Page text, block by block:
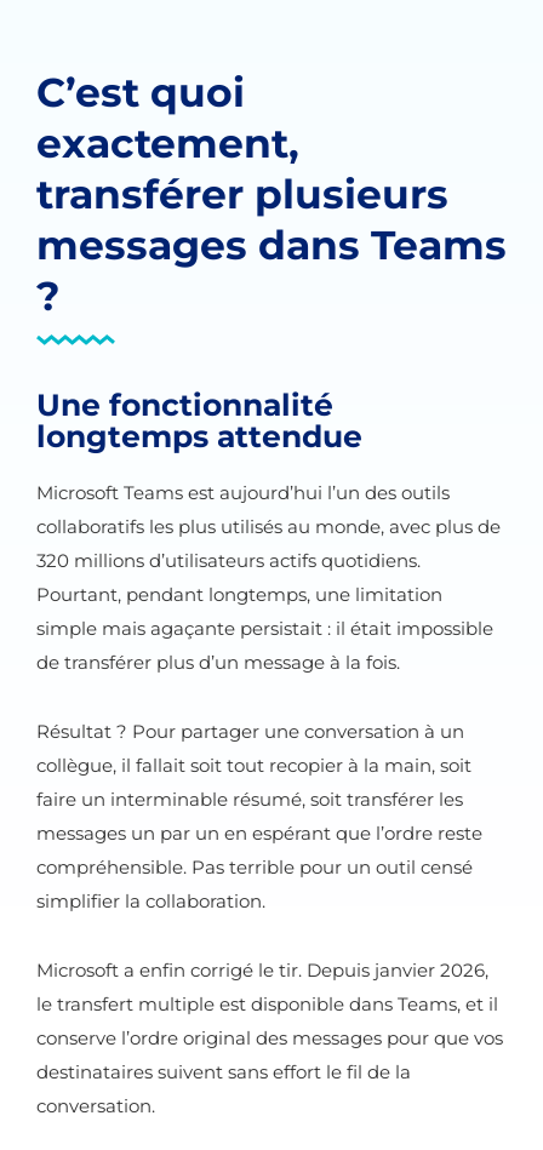
C’est quoi
exactement,
transférer plusieurs
messages dans Teams
?
Une fonctionnalité
longtemps attendue
Microsoft Teams est aujourd’hui l’un des outils
collaboratifs les plus utilisés au monde, avec plus de
320 millions d’utilisateurs actifs quotidiens.
Pourtant, pendant longtemps, une limitation
simple mais agaçante persistait : il était impossible
de transférer plus d’un message à la fois.
Résultat ? Pour partager une conversation à un
collègue, il fallait soit tout recopier à la main, soit
faire un interminable résumé, soit transférer les
messages un par un en espérant que l’ordre reste
compréhensible. Pas terrible pour un outil censé
simplifier la collaboration.
Microsoft a enfin corrigé le tir. Depuis janvier 2026,
le transfert multiple est disponible dans Teams, et il
conserve l’ordre original des messages pour que vos
destinataires suivent sans effort le fil de la
conversation.